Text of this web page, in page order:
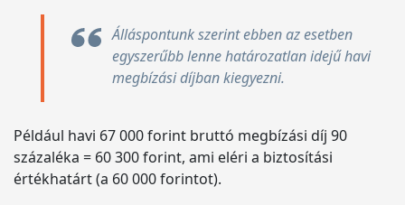
Álláspontunk szerint ebben az esetben
egyszerűbb lenne határozatlan idejű havi
megbízási díjban kiegyezni.
Például havi 67 000 forint bruttó megbízási díj 90
százaléka = 60 300 forint, ami eléri a biztosítási
értékhatárt (a 60 000 forintot).